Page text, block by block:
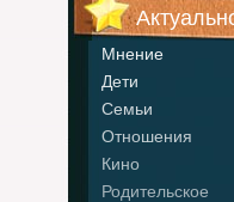
Мнение
Дети
Семьи
Отношения
Кино
Родительское